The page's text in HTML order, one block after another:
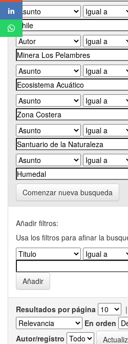
Comenzar nueva busqueda
Añadir filtros:
Usa los filtros para afinar la
Resultados por página |
En orden
Autor/registro